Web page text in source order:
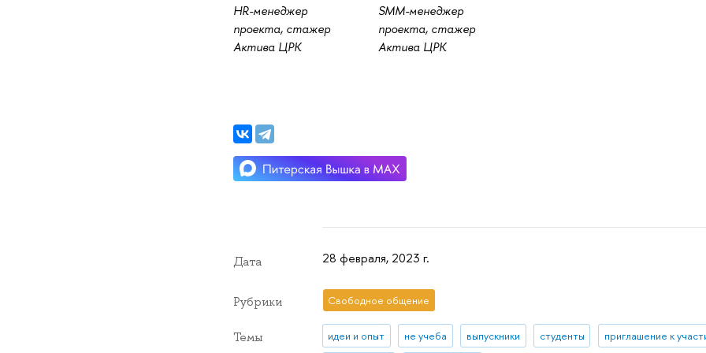
HR-менеджер
проекта, стажер
Актива ЦРК
SMM-менеджер
проекта, стажер
Актива ЦРК
Дата 28 февраля, 2023 г.
Рубрики Свободное общение
Темы идеи и опыт не учеба выпускники студенты приглашение к